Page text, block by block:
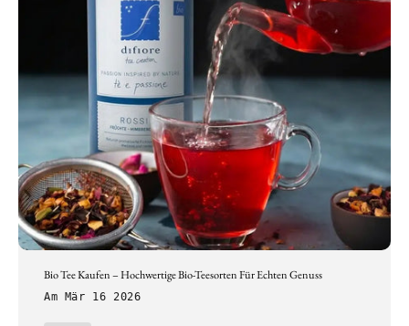
Bio Tee Kaufen – Hochwertige Bio-Teesorten Für Echten Genuss
Am Mär 16 2026